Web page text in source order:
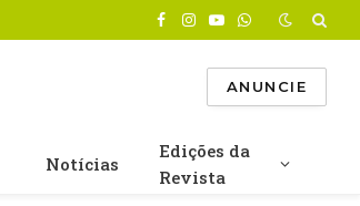
Facebook
Instagram
YouTube
WhatsApp
ANUNCIE
Notícias
Edições da
Revista